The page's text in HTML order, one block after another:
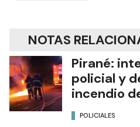
NOTAS
Pirané:
policial y
incendio
POLICIALES